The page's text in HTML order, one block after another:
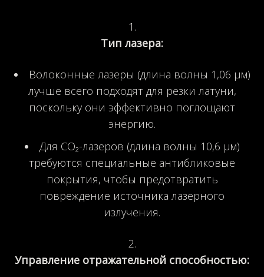
Тип лазера:
Волоконные лазеры (длина волны 1,06 µм)
лучше всего подходят для резки латуни,
поскольку они эффективно поглощают
энергию.
Для CO₂-лазеров (длина волны 10,6 µм)
требуются специальные антибликовые
покрытия, чтобы предотвратить
повреждение источника лазерного
излучения.
Управление отражательной способностью: